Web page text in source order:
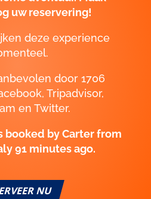
uw reservering!
deze experience
door 1706
Tripadvisor,
en Twitter.